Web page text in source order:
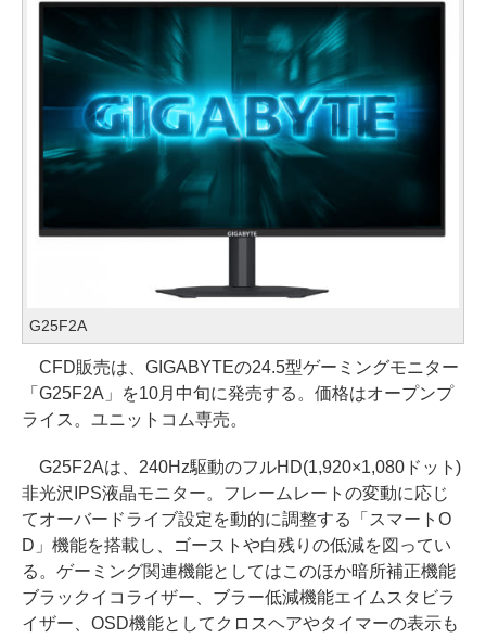
G25F2A
CFD販売は、GIGABYTEの24.5型ゲーミングモニター
「G25F2A」を10月中旬に発売する。価格はオープンプ
ライス。ユニットコム専売。
G25F2Aは、240Hz駆動のフルHD(1,920×1,080ドット)
非光沢IPS液晶モニター。フレームレートの変動に応じ
てオーバードライブ設定を動的に調整する「スマートO
D」機能を搭載し、ゴーストや白残りの低減を図ってい
る。ゲーミング関連機能としてはこのほか暗所補正機能
ブラックイコライザー、ブラー低減機能エイムスタビラ
イザー、OSD機能としてクロスヘアやタイマーの表示も